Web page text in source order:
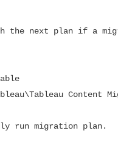
the next plan if a
Content
run migration plan.